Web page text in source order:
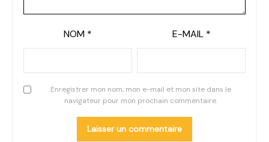
NOM * E-MAIL *
Enregistrer mon nom, mon e-mail et mon site dans le
navigateur pour mon prochain commentaire.